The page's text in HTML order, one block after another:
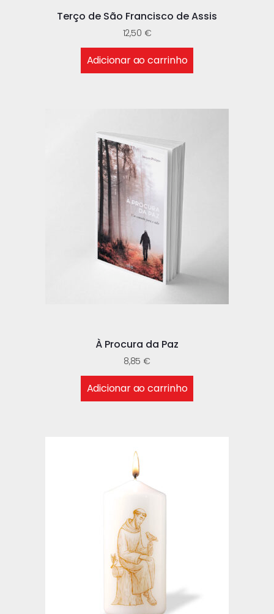
Terço de São Francisco de Assis
12,50 €
Adicionar ao carrinho
À Procura da Paz
8,85€
Adicionar ao carrinho